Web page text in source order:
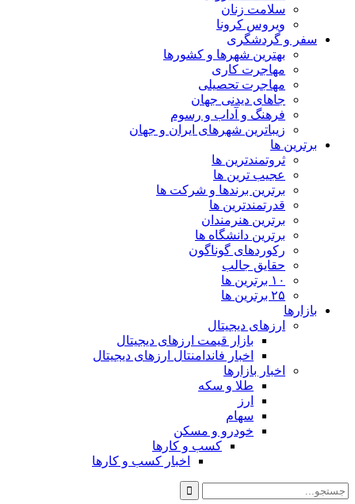
سلامت زنان
ویروس کرونا
سفر و گردشگری
بهترین شهرها و کشورها
مهاجرت کاری
مهاجرت تحصیلی
جاهای دیدنی جهان
فرهنگ و آداب و رسوم
زیباترین شهرهای ایران و جهان
برترین ها
ثروتمندترین ها
عجیب ترین ها
برترین برندها و شرکت ها
قدرتمندترین ها
برترین هنرمندان
برترین دانشگاه ها
رکوردهای گوناگون
حقایق جالب
۱۰ برترین ها
۲۵ برترین ها
بازارها
ارزهای دیجیتال
بازار قیمت ارزهای دیجیتال
اخبار فاندامنتال ارزهای دیجیتال
اخبار بازارها
طلا و سکه
ارز
سهام
خودرو و مسکن
کسب و کارها
اخبار کسب و کارها